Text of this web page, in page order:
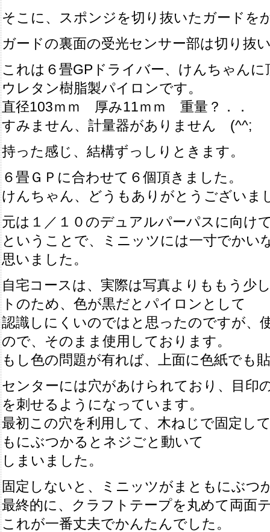
そこに、スポンジを切り抜いたガードを
ガードの裏面の受光センサー部は切り抜
これは６畳GPドライバー、けんちゃんに
ウレタン樹脂製パイロンです。
直径103ｍｍ 厚み11ｍｍ 重量？．．
すみません、計量器がありません (^^;
持った感じ、結構ずっしりときます。
６畳ＧＰに合わせて６個頂きました。
けんちゃん、どうもありがとうございま
元は１／１０のデュアルパーパスに向け
ということで、ミニッツには一寸でかい
思いました。
自宅コースは、実際は写真よりももう少
トのため、色が黒だとパイロンとして
認識しにくいのではと思ったのですが、
ので、そのまま使用しております。
もし色の問題が有れば、上面に色紙でも
センターには穴があけられており、目印
を刺せるようになっています。
最初この穴を利用して、木ねじで固定し
もにぶつかるとネジごと動いて
しまいました。
固定しないと、ミニッツがまともにぶつ
最終的に、クラフトテープを丸めて両面
これが一番丈夫でかんたんでした。